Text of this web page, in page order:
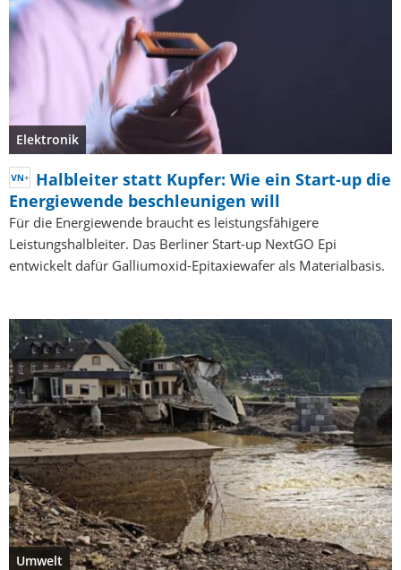
Elektronik
Halbleiter statt Kupfer: Wie ein Start-up die
Energiewende beschleunigen will
Für die Energiewende braucht es leistungsfähigere
Leistungshalbleiter. Das Berliner Start-up NextGO Epi
entwickelt dafür Galliumoxid-Epitaxiewafer als Materialbasis.
Umwelt